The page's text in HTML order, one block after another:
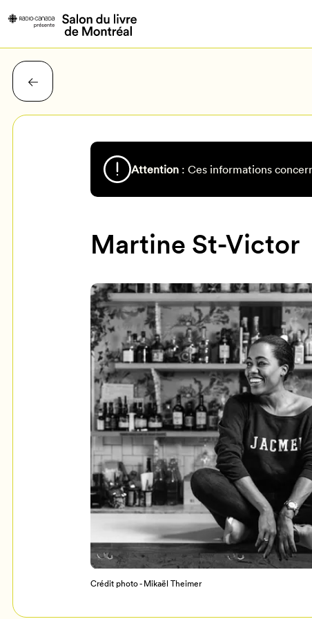
Programmation
Attention : Ces informations
Martine St-Victor
Crédit photo - Mikaël Theimer